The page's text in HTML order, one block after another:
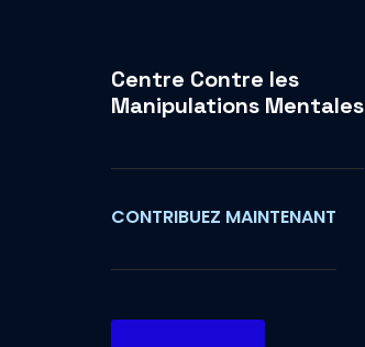
Centre Contre les
Manipulations Mentales
CONTRIBUEZ MAINTENANT